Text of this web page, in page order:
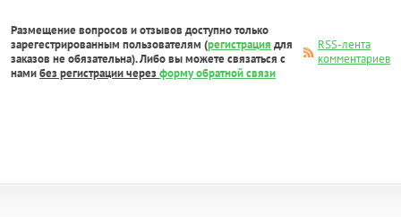
Размещение вопросов и отзывов доступно только
зарегестрированным пользователям (регистрация для
заказов не обязательна). Либо вы можете связаться с
намибез регистрации через форму обратной связи
RSS-лента
комментариев